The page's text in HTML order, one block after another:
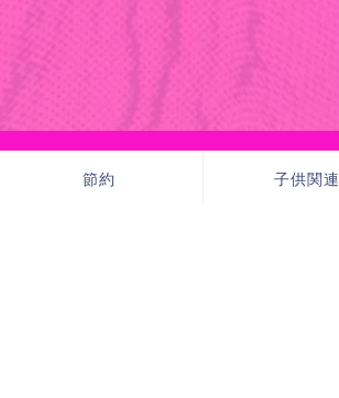
節約 子供関連